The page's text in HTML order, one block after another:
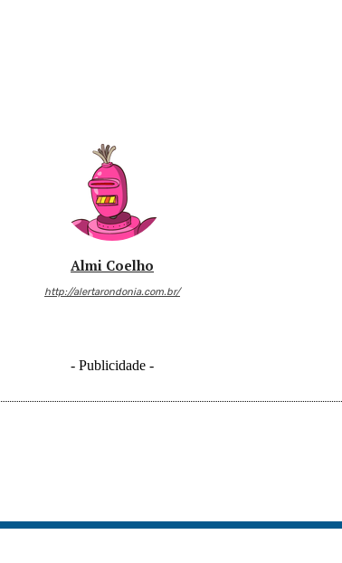
Almi Coelho
http://alertarondonia.com.br/
- Publicidade -